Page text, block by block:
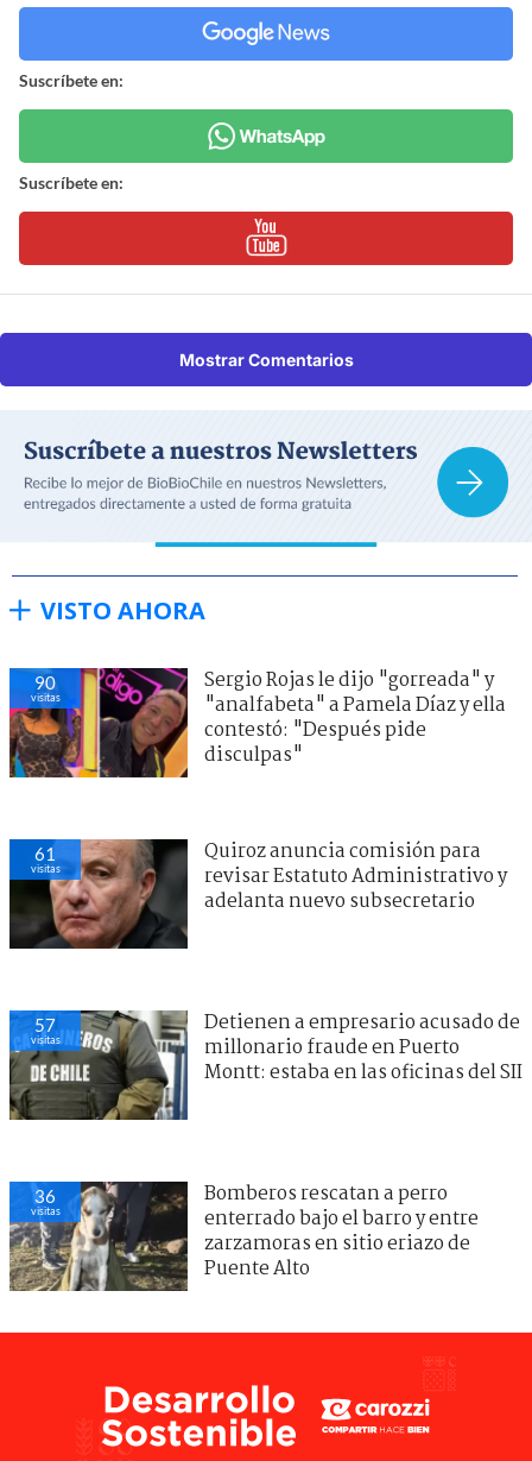
Suscríbete en:
Suscríbete en:
Mostrar Comentarios
VISTO AHORA
90
visitas
Sergio Rojas le dijo "gorreada" y
"analfabeta" a Pamela Díaz y ella
contestó: "Después pide
disculpas"
61
visitas
Quiroz anuncia comisión para
revisar Estatuto Administrativo y
adelanta nuevo subsecretario
57
visitas
Detienen a empresario acusado de
millonario fraude en Puerto
Montt: estaba en las oficinas del SII
36
visitas
Bomberos rescatan a perro
enterrado bajo el barro y entre
zarzamoras en sitio eriazo de
Puente Alto